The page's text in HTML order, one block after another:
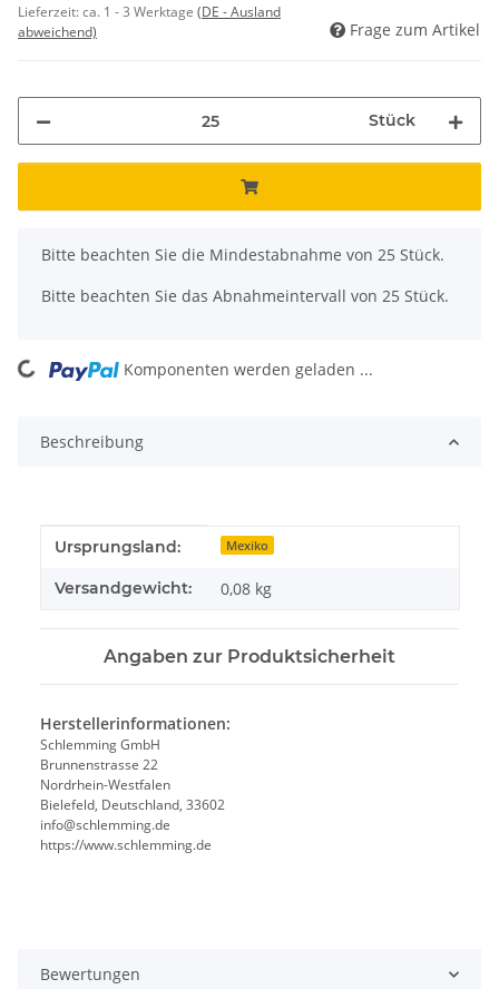
Lieferzeit:ca. 1 - 3 Werktage (DE - Ausland
abweichend)
Frage zum Artikel
Stück
x
Bitte beachten Sie die Mindestabnahme von 25 Stück.
Bitte beachten Sie das Abnahmeintervall von 25 Stück.
Loading... Komponenten werden geladen ...
Beschreibung
Produkteigenschaft
Wert
Ursprungsland: Mexiko
Versandgewicht: 0,08 kg
Angaben zur Produktsicherheit
Herstellerinformationen:
Schlemming GmbH
Brunnenstrasse 22
Nordrhein-Westfalen
Bielefeld, Deutschland, 33602
info@schlemming.de
https://www.schlemming.de
Bewertungen